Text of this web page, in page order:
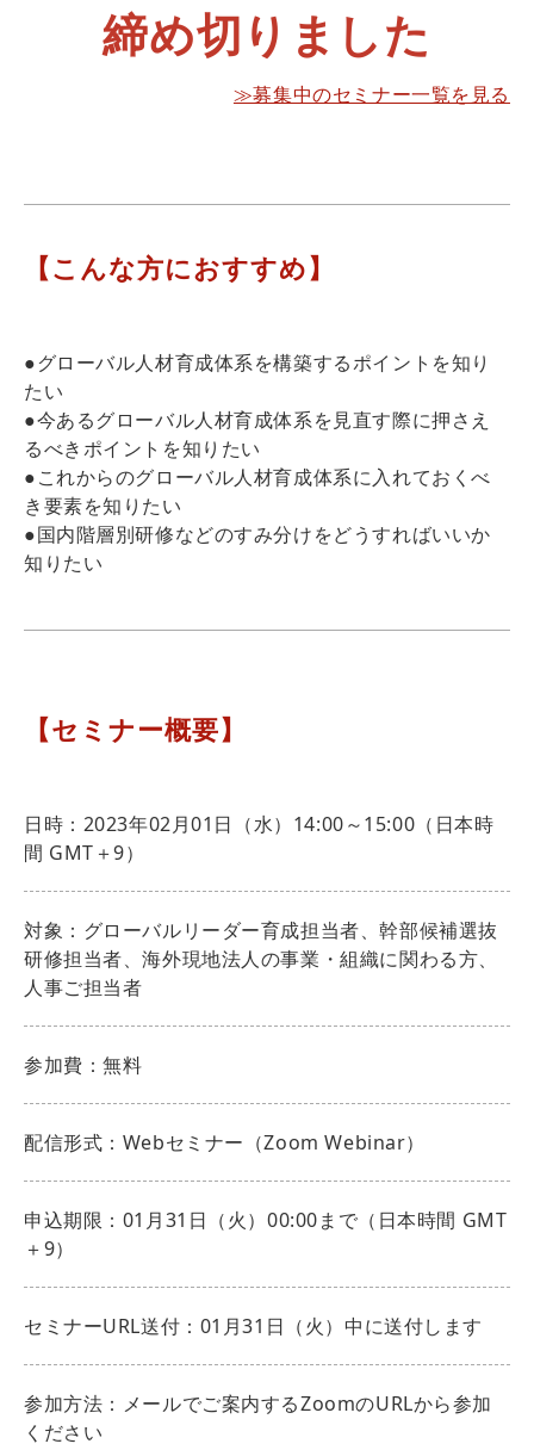
締め切りました
≫募集中のセミナー一覧を見る
【こんな方におすすめ】
●グローバル人材育成体系を構築するポイントを知り
たい
●今あるグローバル人材育成体系を見直す際に押さえ
るべきポイントを知りたい
●これからのグローバル人材育成体系に入れておくべ
き要素を知りたい
●国内階層別研修などのすみ分けをどうすればいいか
知りたい
【セミナー概要】
日時：2023年02月01日（水）14:00～15:00（日本時
間 GMT＋9）
対象：グローバルリーダー育成担当者、幹部候補選抜
研修担当者、海外現地法人の事業・組織に関わる方、
人事ご担当者
参加費：無料
配信形式：Webセミナー（Zoom Webinar）
申込期限：01月31日（火）00:00まで（日本時間 GMT
＋9）
セミナーURL送付：01月31日（火）中に送付します
参加方法：メールでご案内するZoomのURLから参加
ください